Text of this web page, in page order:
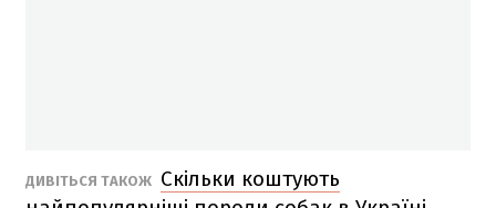
ДИВІТЬСЯ ТАКОЖ Скільки коштують